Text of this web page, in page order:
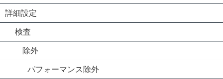
詳細設定
検査
除外
パフォーマンス除外